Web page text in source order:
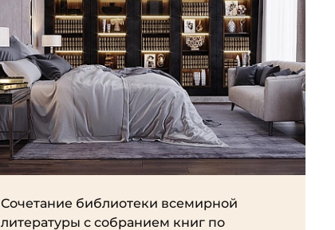
Сочетание библиотеки всемирной
литературы с собранием книг по